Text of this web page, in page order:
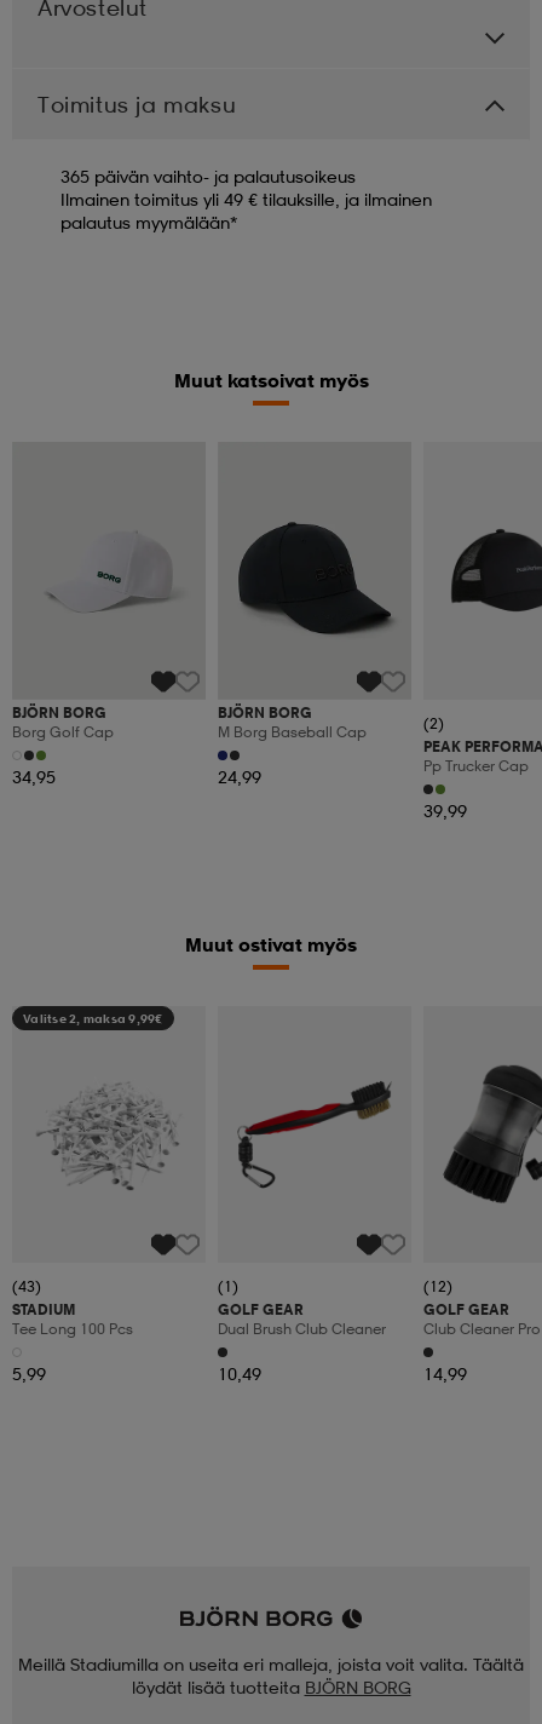
Arvostelut
Toimitus ja maksu
365 päivän vaihto- ja palautusoikeus
Ilmainen toimitus yli 49 € tilauksille, ja ilmainen
palautus myymälään*
Muut katsoivat myös
BJÖRN BORG
Borg Golf Cap
34,95
BJÖRN BORG
M Borg Baseball Cap
24,99
(2)
PEAK
Pp Trucker Cap
39,99
Muut ostivat myös
Valitse 2, maksa 9,99€
(43)
STADIUM
Tee Long 100 Pcs
5,99
(1)
GOLF GEAR
Dual Brush Club Cleaner
10,49
(12)
GOLF GEAR
Club Cleaner Pro
14,99
Meillä Stadiumilla on useita eri malleja, joista voit valita. Täältä
löydät lisää tuotteita BJÖRN BORG